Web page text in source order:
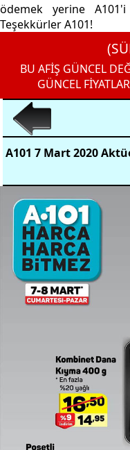
ödemek yerine
Teşekkürler A101!
BU AFİŞ GÜNCEL
GÜNCEL
A101 7 Mart 2020